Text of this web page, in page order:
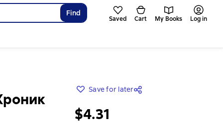
Find
Saved Cart My Books Log in
Save for later
$4.31